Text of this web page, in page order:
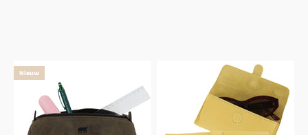
Nieuw